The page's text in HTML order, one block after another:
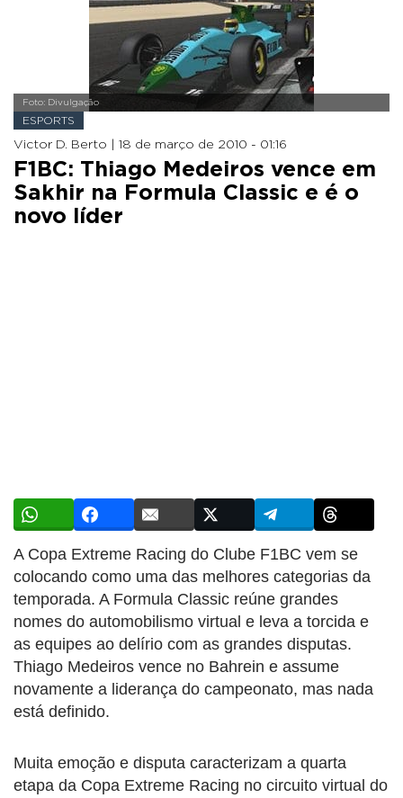
Foto: Divulgação
ESPORTS
Victor D. Berto | 18 de março de 2010 - 01:16
F1BC: Thiago Medeiros vence em
Sakhir na Formula Classic e é o
novo líder
A Copa Extreme Racing do Clube F1BC vem se
colocando como uma das melhores categorias da
temporada. A Formula Classic reúne grandes
nomes do automobilismo virtual e leva a torcida e
as equipes ao delírio com as grandes disputas.
Thiago Medeiros vence no Bahrein e assume
novamente a liderança do campeonato, mas nada
está definido.
Muita emoção e disputa caracterizam a quarta
etapa da Copa Extreme Racing no circuito virtual do